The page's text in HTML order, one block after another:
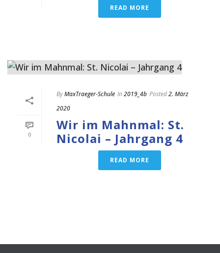
READ MORE
0
ByMaxTraeger-Schule In2019_4b Posted2. März
2020
Wir im Mahnmal: St.
Nicolai – Jahrgang 4
READ MORE